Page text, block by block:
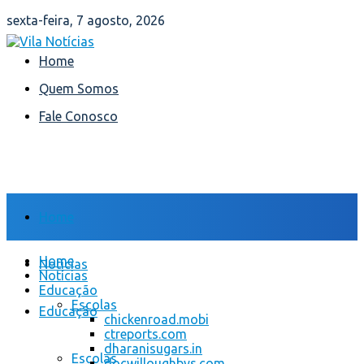
sexta-feira, 7 agosto, 2026
Home
Quem Somos
Fale Conosco
Home
Notícias
Educação
Escolas
Home
Notícias
Educação
Escolas
chickenroad.mobi
ctreports.com
dharanisugars.in